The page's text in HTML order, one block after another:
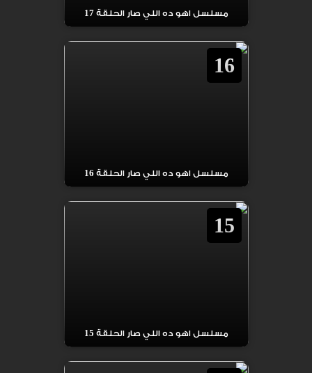
مسلسل اهو ده اللي صار الحلقة 17
16
مسلسل اهو ده اللي صار الحلقة 16
15
مسلسل اهو ده اللي صار الحلقة 15